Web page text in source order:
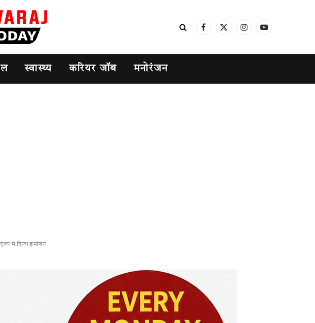
Facebook
X
InstagramYouTube
स्वास्थ्य करियर जॉब मनोरंजन
में दिखा इमोशन